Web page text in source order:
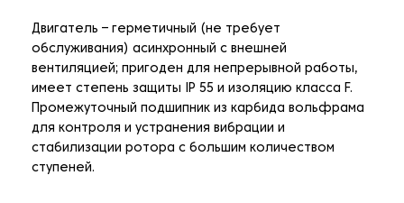
Двигатель – герметичный (не требует
обслуживания) асинхронный с внешней
вентиляцией; пригоден для непрерывной работы,
имеет степень защиты IP 55 и изоляцию класса F.
Промежуточный подшипник из карбида вольфрама
для контроля и устранения вибрации и
стабилизации ротора с большим количеством
ступеней.